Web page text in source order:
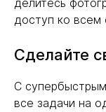
делитесь
доступ ко всем
Сделайте
С
все задачи на